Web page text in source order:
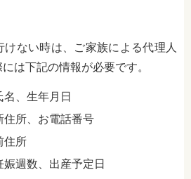
けない時は、ご家族による代理人
は下記の情報が必要です。
、生年月日
所、お電話番号
住所
週数、出産予定日